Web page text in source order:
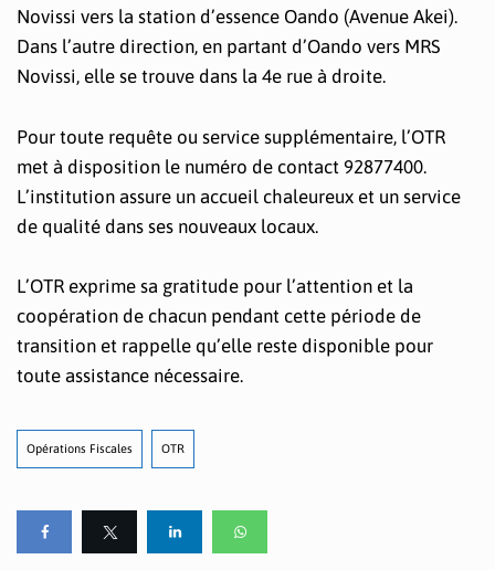
Novissi vers la station d’essence Oando (Avenue Akei).
Dans l’autre direction, en partant d’Oando vers MRS
Novissi, elle se trouve dans la 4e rue à droite.
Pour toute requête ou service supplémentaire, l’OTR
met à disposition le numéro de contact 92877400.
L’institution assure un accueil chaleureux et un service
de qualité dans ses nouveaux locaux.
L’OTR exprime sa gratitude pour l’attention et la
coopération de chacun pendant cette période de
transition et rappelle qu’elle reste disponible pour
toute assistance nécessaire.
Opérations Fiscales OTR